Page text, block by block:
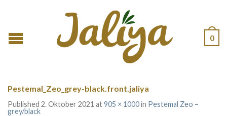
0
Pestemal_Zeo_grey-black.front.jaliya
Published 2. Oktober 2021 at905 × 1000in Pestemal Zeo –
grey/black